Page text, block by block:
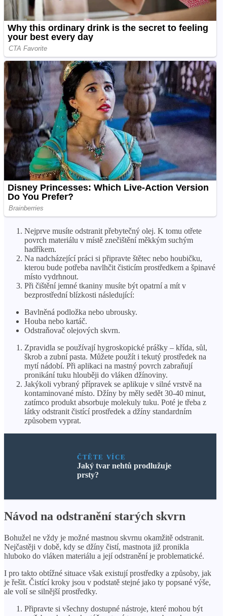
Nejprve musíte odstranit přebytečný olej. K tomu otřete
povrch materiálu v místě znečištění měkkým suchým
hadříkem.
Na nadcházející práci si připravte štětec nebo houbičku,
kterou bude potřeba navlhčit čisticím prostředkem a špinavé
místo vydrhnout.
Při čištění jemné tkaniny musíte být opatrní a mít v
bezprostřední blízkosti následující:
Bavlněná podložka nebo ubrousky.
Houba nebo kartáč.
Odstraňovač olejových skvrn.
Zpravidla se používají hygroskopické prášky – křída, sůl,
škrob a zubní pasta. Můžete použít i tekutý prostředek na
mytí nádobí. Při aplikaci na mastný povrch zabraňují
pronikání tuku hlouběji do vláken džínoviny.
Jakýkoli vybraný přípravek se aplikuje v silné vrstvě na
kontaminované místo. Džíny by měly sedět 30-40 minut,
zatímco produkt absorbuje molekuly tuku. Poté je třeba z
látky odstranit čistící prostředek a džíny standardním
způsobem vyprat.
ČTĚTE VÍCE
Jaký tvar nehtů prodlužuje
prsty?
Návod na odstranění starých skvrn
Bohužel ne vždy je možné mastnou skvrnu okamžitě odstranit.
Nejčastěji v době, kdy se džíny čistí, mastnota již pronikla
hluboko do vláken materiálu a její odstranění je problematické.
I pro takto obtížné situace však existují prostředky a způsoby, jak
je řešit. Čistící kroky jsou v podstatě stejné jako ty popsané výše,
ale volí se silnější prostředky.
Připravte si všechny dostupné nástroje, které mohou být